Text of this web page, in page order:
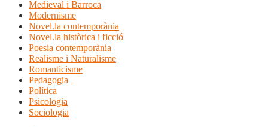
Medieval i Barroca
Modernisme
Novel.la contemporània
Novel.la històrica i ficció
Poesia contemporània
Realisme i Naturalisme
Romanticisme
Pedagogia
Política
Psicologia
Sociologia